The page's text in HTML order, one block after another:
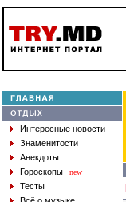
Интересные новости
Знаменитости
Анекдоты
Гороскопы
new
Тесты